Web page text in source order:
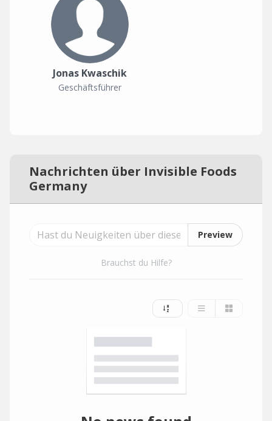
Jonas Kwaschik
Geschäftsführer
Nachrichten über Invisible Foods
Germany
Preview
Brauchst du Hilfe?